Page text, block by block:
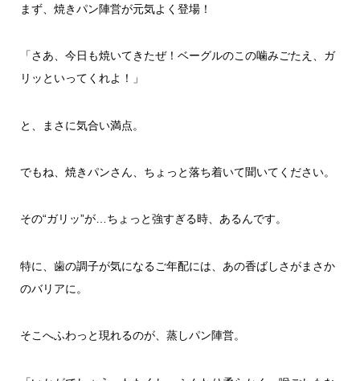
まず、焼きパン陣営が元気よく登場！
「さあ、今日も焼いてきたぜ！ベーグルのこの噛みごたえ、ガ
リッといってくれよ！」
と、まさに気合い満点。
でもね、焼きパンさん、ちょっと落ち着いて聞いてください。
その“ガリッ”が…ちょっと強すぎる時、あるんです。
特に、歯の調子が気になるご年配には、あの香ばしさがまさか
のバリアに。
そこへふわっと現れるのが、蒸しパン陣営。